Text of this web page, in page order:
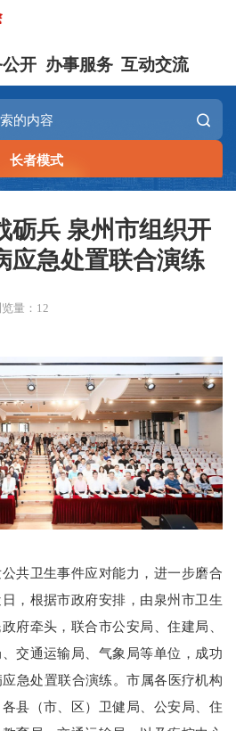
开 办事服务 互动交流
长者模式
砺兵 泉州市组织开
应急处置联合演练
量： 12
卫生事件应对能力，进一步磨合
，根据市政府安排，由泉州市卫生
府牵头，联合市公安局、住建局、
交通运输局、气象局等单位，成功
急处置联合演练。市属各医疗机构
县（市、区）卫健局、公安局、住